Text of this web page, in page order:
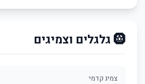
🛞 גלגלים וצמיגים
צמיג קדמי